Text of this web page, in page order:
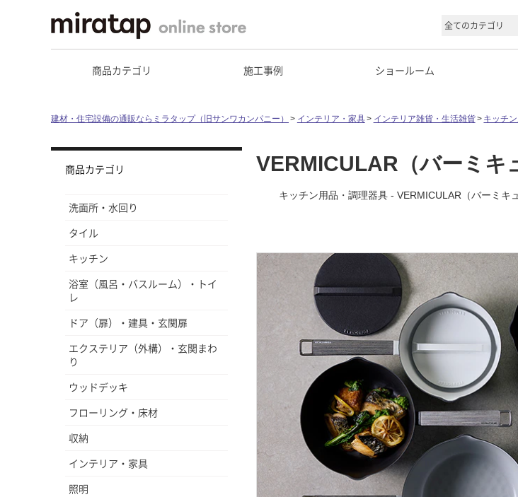
商品カテゴリ 施工事例 ショールーム
建材・住宅設備の通販ならミラタップ（旧サンワカンパニー） インテリア・家具 インテリア雑貨・生活雑貨 キッチ
VERMICULAR（バーミキ
キッチン用品・調理器具 - VERMICULAR（バーミキ
商品カテゴリ
洗面所・水回り
タイル
キッチン
浴室（風呂・バスルーム）・トイ
レ
ドア（扉）・建具・玄関扉
エクステリア（外構）・玄関まわ
り
ウッドデッキ
フローリング・床材
収納
インテリア・家具
照明